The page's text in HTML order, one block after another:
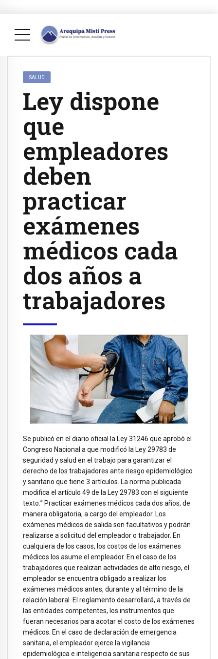
SALUD
Ley dispone
que
empleadores
deben
practicar
exámenes
médicos cada
dos años a
trabajadores
Se publicó en el diario oficial la Ley 31246 que aprobó el
Congreso Nacional a que modificó la Ley 29783 de
seguridad y salud en el trabajo para garantizar el
derecho de los trabajadores ante riesgo epidemiológico
y sanitario que tiene 3 artículos. La norma publicada
modifica el artículo 49 de la Ley 29783 con el siguiente
texto:” Practicar exámenes médicos cada dos años, de
manera obligatoria, a cargo del empleador. Los
exámenes médicos de salida son facultativos y podrán
realizarse a solicitud del empleador o trabajador. En
cualquiera de los casos, los costos de los exámenes
médicos los asume el empleador. En el caso de los
trabajadores que realizan actividades de alto riesgo, el
empleador se encuentra obligado a realizar los
exámenes médicos antes, durante y al término de la
relación laboral. El reglamento desarrollará, a través de
las entidades competentes, los instrumentos que
fueran necesarios para acotar el costo de los exámenes
médicos. En el caso de declaración de emergencia
sanitaria, el empleador ejerce la vigilancia
epidemiológica e inteligencia sanitaria respecto de sus